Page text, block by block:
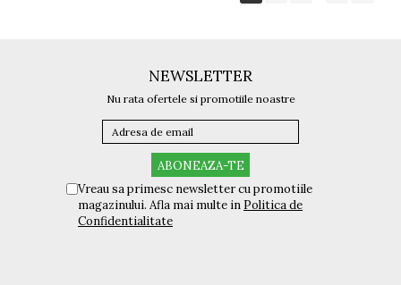
NEWSLETTER
Nu rata ofertele si promotiile noastre
Vreau sa primesc newsletter cu promotiile
magazinului. Afla mai multe in Politica de
Confidentialitate